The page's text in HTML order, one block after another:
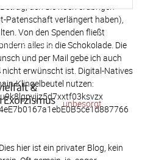
zugeschickt.
unbesorgt
den Sie noch erübrigen
Patenschaft verlängert haben),
Von den Spenden fließt
alles in die Schokolade. Die
und per Mail gebe ich auch
erwünscht ist. Digital-Natives
Klingelbeutel nutzen:
hier ist ein privater Blog, kein